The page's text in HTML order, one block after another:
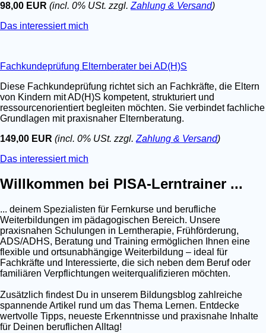
98,00 EUR (incl. 0% USt. zzgl. Zahlung & Versand)
Das interessiert mich
Fachkundeprüfung Elternberater bei AD(H)S
Diese Fachkundeprüfung richtet sich an Fachkräfte, die Eltern
von Kindern mit AD(H)S kompetent, strukturiert und
ressourcenorientiert begleiten möchten. Sie verbindet fachliche
Grundlagen mit praxisnaher Elternberatung.
149,00 EUR (incl. 0% USt. zzgl. Zahlung & Versand)
Das interessiert mich
Willkommen bei PISA-Lerntrainer ...
... deinem Spezialisten für Fernkurse und berufliche
Weiterbildungen im pädagogischen Bereich. Unsere
praxisnahen Schulungen in Lerntherapie, Frühförderung,
ADS/ADHS, Beratung und Training ermöglichen Ihnen eine
flexible und ortsunabhängige Weiterbildung – ideal für
Fachkräfte und Interessierte, die sich neben dem Beruf oder
familiären Verpflichtungen weiterqualifizieren möchten.
Zusätzlich findest Du in unserem Bildungsblog zahlreiche
spannende Artikel rund um das Thema Lernen. Entdecke
wertvolle Tipps, neueste Erkenntnisse und praxisnahe Inhalte
für Deinen beruflichen Alltag!